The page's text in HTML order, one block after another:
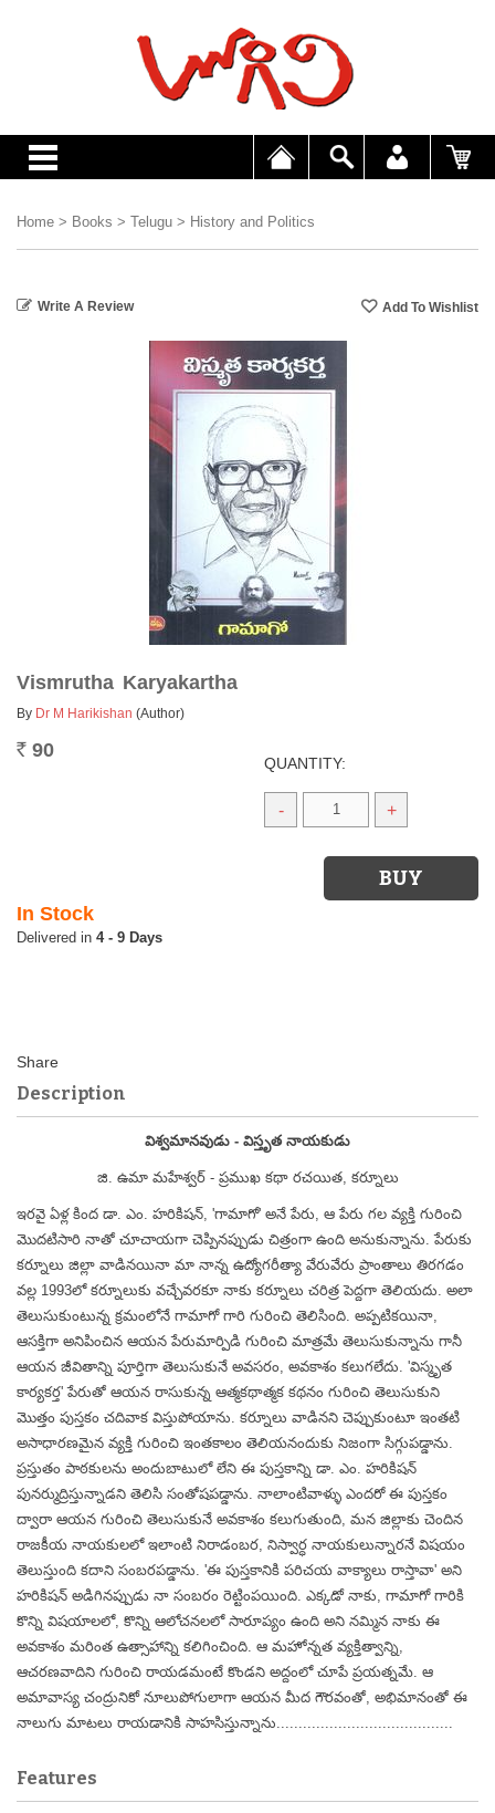
Home > Books > Telugu > History and Politics
Write A Review
Vismrutha Karyakartha
By Dr M Harikishan (Author)
Rs. 90
QUANTITY:
- +
In Stock
4 - 9 Days
Description
విశ్వమానవుడు - విస్తృత నాయకుడు
జి. ఉమా మహేశ్వర్ - ప్రముఖ కథా రచయిత, కర్నూలు
ఇరవై ఏళ్ల కింద డా. ఎం. హరికిషన్, 'గామాగో' అనే పేరు, ఆ పేరు గల వ్యక్తి గురించి
మొదటిసారి నాతో చూచాయగా చెప్పినప్పుడు చిత్రంగా ఉంది అనుకున్నాను. పేరుకు
కర్నూలు జిల్లా వాడినయినా మా నాన్న ఉద్యోగరీత్యా వేరువేరు ప్రాంతాలు తిరగడం
వల్ల 1993లో కర్నూలుకు వచ్చేవరకూ నాకు కర్నూలు చరిత్ర పెద్దగా తెలియదు. అలా
తెలుసుకుంటున్న క్రమంలోనే గామాగో గారి గురించి తెలిసింది. అప్పటికయినా,
ఆసక్తిగా అనిపించిన ఆయన పేరుమార్పిడి గురించి మాత్రమే తెలుసుకున్నాను గానీ
ఆయన జీవితాన్ని పూర్తిగా తెలుసుకునే అవసరం, అవకాశం కలుగలేదు. 'విస్మృత
కార్యకర్త' పేరుతో ఆయన రాసుకున్న ఆత్మకథాత్మక కథనం గురించి తెలుసుకుని
మొత్తం పుస్తకం చదివాక విస్తుపోయాను. కర్నూలు వాడినని చెప్పుకుంటూ ఇంతటి
అసాధారణమైన వ్యక్తి గురించి ఇంతకాలం తెలియనందుకు నిజంగా సిగ్గుపడ్డాను.
ప్రస్తుతం పాఠకులను అందుబాటులో లేని ఈ పుస్తకాన్ని డా. ఎం. హరికిషన్
పునర్ముద్రిస్తున్నాడని తెలిసి సంతోషపడ్డాను. నాలాంటివాళ్ళు ఎందరో ఈ పుస్తకం
ద్వారా ఆయన గురించి తెలుసుకునే అవకాశం కలుగుతుంది, మన జిల్లాకు చెందిన
రాజకీయ నాయకులలో ఇలాంటి నిరాడంబర, నిస్వార్ధ నాయకులున్నారనే విషయం
తెలుస్తుంది కదాని సంబరపడ్డాను. 'ఈ పుస్తకానికి పరిచయ వాక్యాలు రాస్తావా' అని
హరికిషన్ అడిగినప్పుడు నా సంబరం రెట్టింపయింది. ఎక్కడో నాకు, గామాగో గారికి
కొన్ని విషయాలలో, కొన్ని ఆలోచనలలో సారూప్యం ఉంది అని నమ్మిన నాకు ఈ
అవకాశం మరింత ఉత్సాహాన్ని కలిగించింది. ఆ మహోన్నత వ్యక్తిత్వాన్ని,
ఆచరణవాదిని గురించి రాయడమంటే కొండని అద్దంలో చూపే ప్రయత్నమే. ఆ
అమావాస్య చంద్రునికో నూలుపోగులాగా ఆయన మీద గౌరవంతో, అభిమానంతో ఈ
నాలుగు మాటలు రాయడానికి సాహసిస్తున్నాను........................................
Features